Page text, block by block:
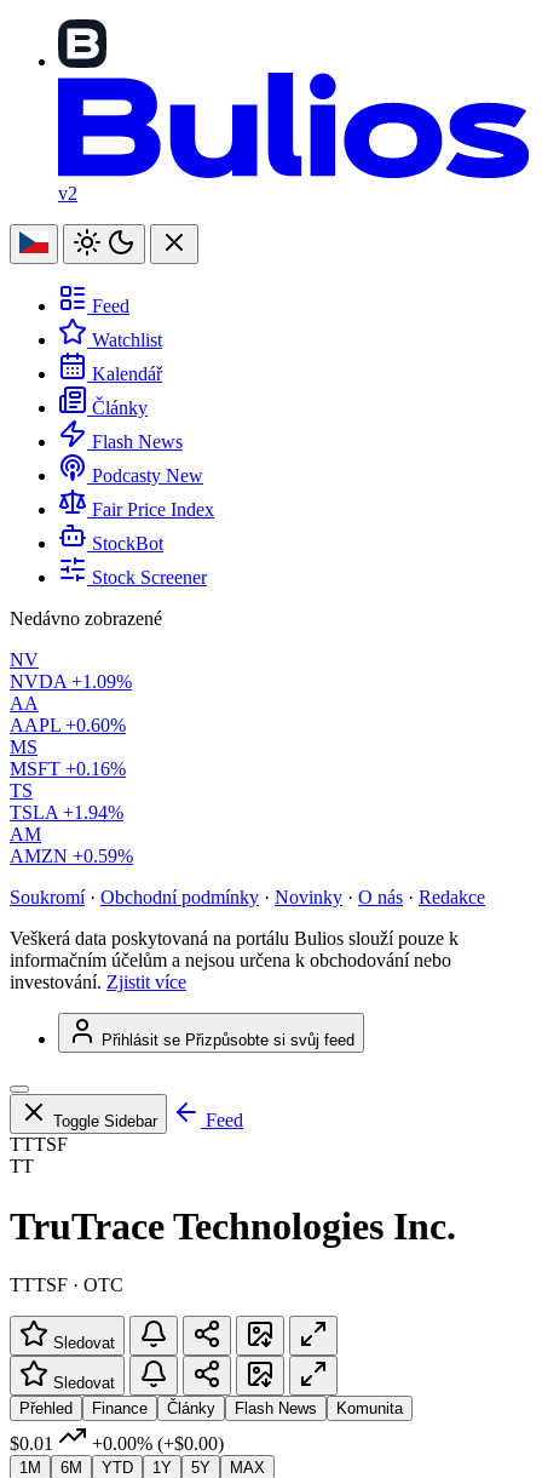
v2
Feed
Watchlist
Kalendář
Články
Flash News
Podcasty New
Fair Price Index
StockBot
Stock Screener
Nedávno zobrazené
NV
NVDA +1.09%
AA
AAPL +0.60%
MS
MSFT +0.16%
TS
TSLA +1.94%
AM
AMZN +0.59%
Soukromí · Obchodní podmínky · Novinky · O nás · Redakce
Veškerá data poskytovaná na portálu Bulios slouží pouze k
informačním účelům a nejsou určena k obchodování nebo
investování. Zjistit více
Přihlásit se Přizpůsobte si svůj feed
Toggle Sidebar
Feed
TTTSF
TT
TruTrace Technologies Inc.
TTTSF · OTC
Sledovat
Sledovat
Přehled
Finance Články Flash News Komunita
$0.01 +0.00% (+$0.00)
1M 6M YTD 1Y 5Y MAX